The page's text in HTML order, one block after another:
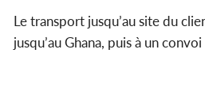
Le transport jusqu’au site du
jusqu’au Ghana, puis à un